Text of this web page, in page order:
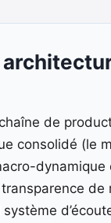
de
consolidé (le
dynamique
de